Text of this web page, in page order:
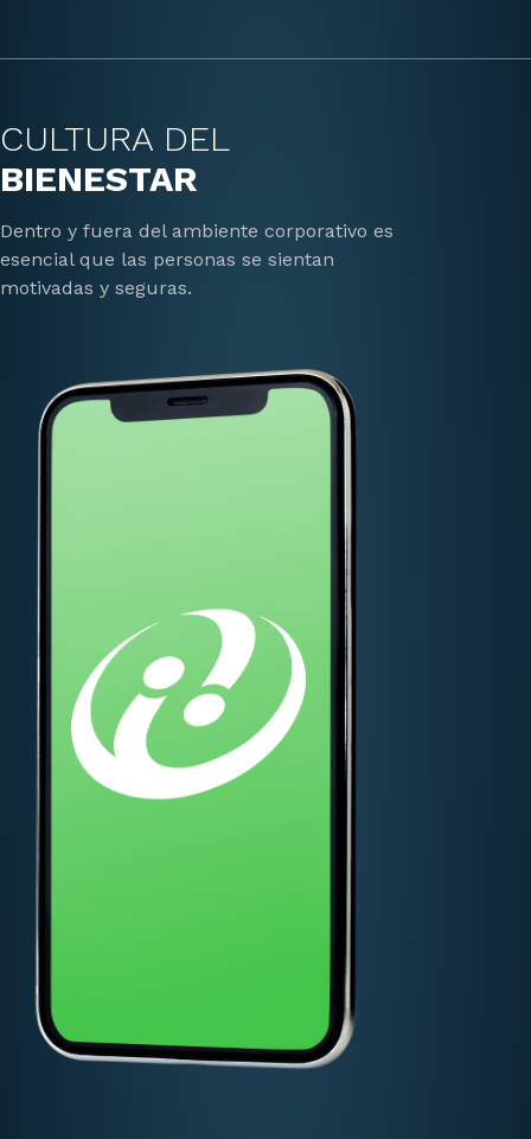
CULTURA DEL
BIENESTAR
Dentro y fuera del ambiente corporativo es
esencial que las personas se sientan
motivadas y seguras.